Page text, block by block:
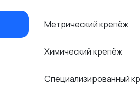
Метрический крепёж
Химический крепёж
Специализированный